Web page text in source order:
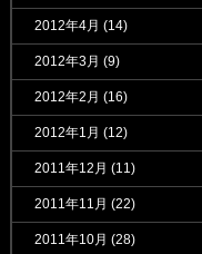
2012年4月 (14)
2012年3月 (9)
2012年2月 (16)
2012年1月 (12)
2011年12月 (11)
2011年11月 (22)
2011年10月 (28)